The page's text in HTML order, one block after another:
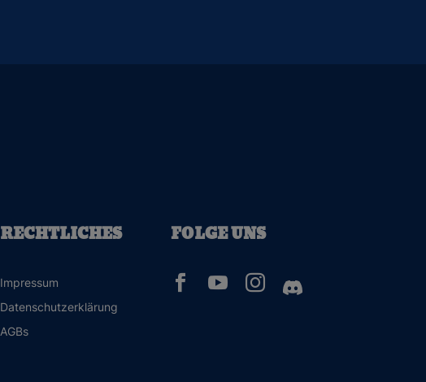
RECHTLICHES
Impressum
Datenschutzerklärung
AGBs
FOLGE UNS
  